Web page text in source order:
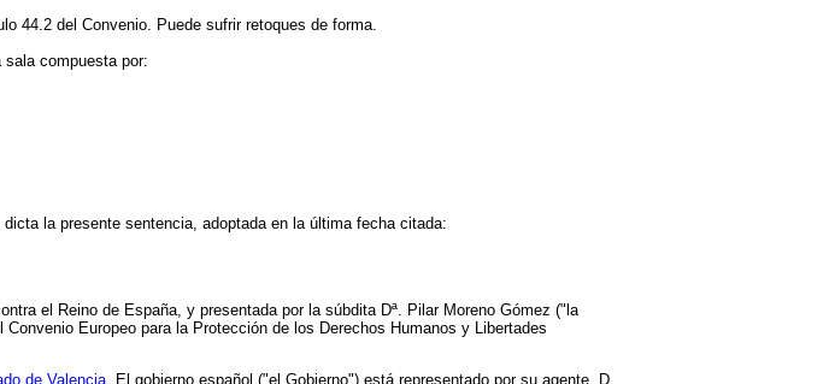
44.2 del Convenio. Puede sufrir retoques de forma.
sala compuesta por:
la presente sentencia, adoptada en la última fecha citada:
el Reino de España, y presentada por la súbdita Dª. Pilar Moreno Gómez ("la
Europeo para la Protección de los Derechos Humanos y Libertades
de Valencia . El gobierno español ("el Gobierno") está representado por su agente, D.